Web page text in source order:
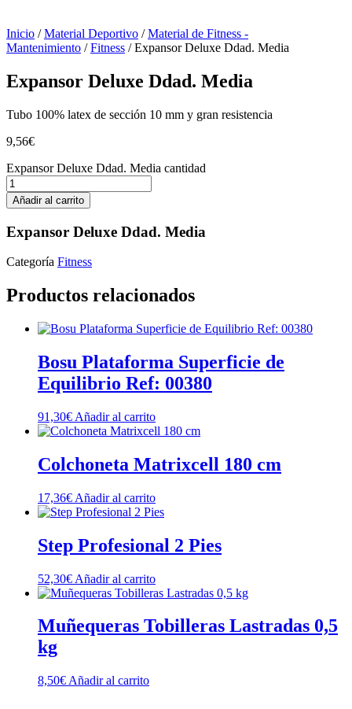
Inicio /Material Deportivo /Material de Fitness -
Mantenimiento /Fitness / Expansor Deluxe Ddad. Media
Expansor Deluxe Ddad. Media
Tubo 100% latex de sección 10 mm y gran resistencia
9,56€
Expansor Deluxe Ddad. Media cantidad
Añadir al carrito
Expansor Deluxe Ddad. Media
Categoría Fitness
Productos relacionados
Bosu Plataforma Superficie de
Equilibrio Ref: 00380
91,30€ Añadir al carrito
Colchoneta Matrixcell 180 cm
17,36€ Añadir al carrito
Step Profesional 2 Pies
52,30€ Añadir al carrito
Muñequeras Tobilleras Lastradas 0,5
kg
8,50€ Añadir al carrito